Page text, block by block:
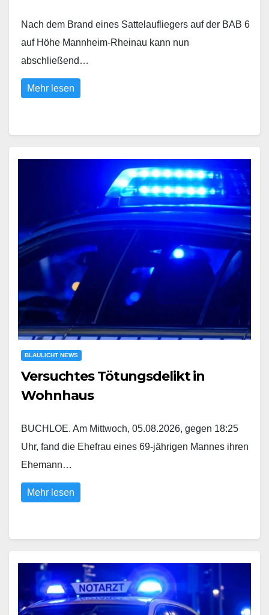
Nach dem Brand eines Sattelaufliegers auf der BAB 6
auf Höhe Mannheim-Rheinau kann nun
abschließend…
Mehr lesen
BLAULICHT NEWS
Versuchtes Tötungsdelikt in
Wohnhaus
BUCHLOE. Am Mittwoch, 05.08.2026, gegen 18:25
Uhr, fand die Ehefrau eines 69-jährigen Mannes ihren
Ehemann…
Mehr lesen